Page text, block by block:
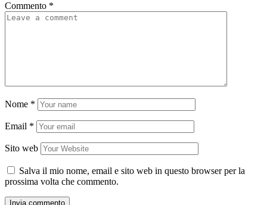
Commento *
Nome *
Email *
Sito web
Salva il mio nome, email e sito web in questo browser per la
prossima volta che commento.